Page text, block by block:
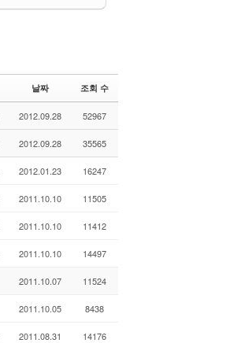
날짜 조회 수
2012.09.28 52967
2012.09.28 35565
2012.01.23 16247
2011.10.10 11505
2011.10.10 11412
2011.10.10 14497
2011.10.07 11524
2011.10.05 8438
2011.08.31 14176